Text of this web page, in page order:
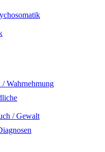
Wahrnehmung
/ Gewalt